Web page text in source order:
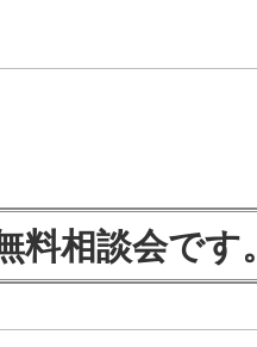
相談会です。